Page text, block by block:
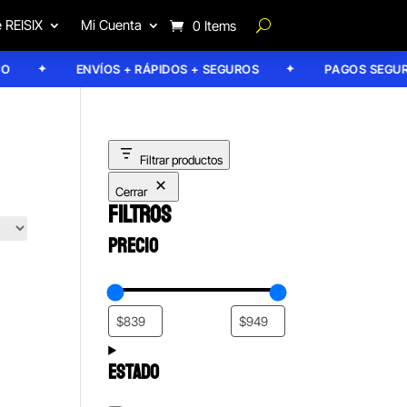
Mi Cuenta 0 Items
ENVÍOS + RÁPIDOS + SEGUROS PAGOS
Filtrar productos
Cerrar
FILTROS
PRECIO
ESTADO